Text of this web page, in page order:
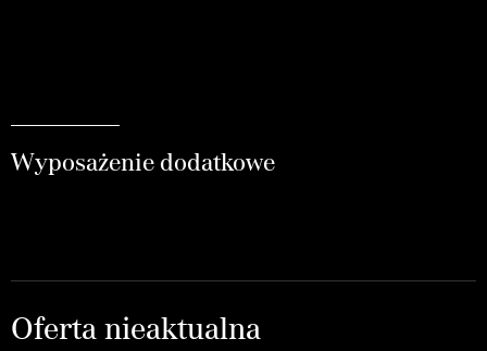
Wyposażenie dodatkowe
Oferta nieaktualna